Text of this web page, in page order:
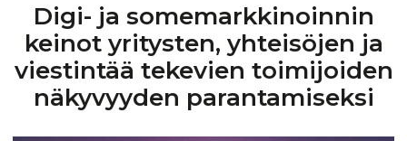
Digi- ja somemarkkinoinnin
keinot yritysten, yhteisöjen ja
viestintää tekevien toimijoiden
näkyvyyden parantamiseksi